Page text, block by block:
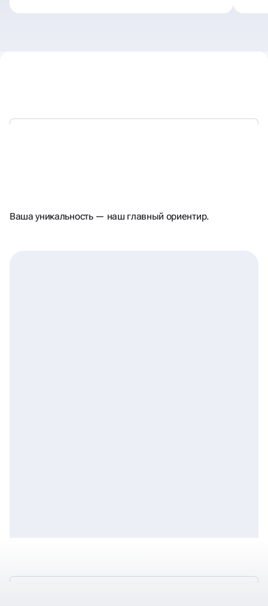
И ПОМНЯТ
Ваша уникальность — наш главный ориентир.